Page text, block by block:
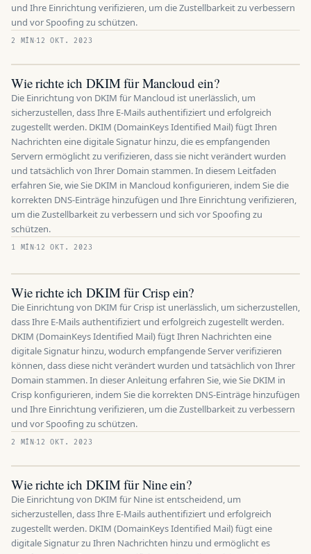
und Ihre Einrichtung verifizieren, um die Zustellbarkeit zu verbessern
und vor Spoofing zu schützen.
2 MÍN 12 OKT. 2023
Wie richte ich DKIM für Mancloud ein?
Die Einrichtung von DKIM für Mancloud ist unerlässlich, um
sicherzustellen, dass Ihre E-Mails authentifiziert und erfolgreich
zugestellt werden. DKIM (DomainKeys Identified Mail) fügt Ihren
Nachrichten eine digitale Signatur hinzu, die es empfangenden
Servern ermöglicht zu verifizieren, dass sie nicht verändert wurden
und tatsächlich von Ihrer Domain stammen. In diesem Leitfaden
erfahren Sie, wie Sie DKIM in Mancloud konfigurieren, indem Sie die
korrekten DNS-Einträge hinzufügen und Ihre Einrichtung verifizieren,
um die Zustellbarkeit zu verbessern und sich vor Spoofing zu
schützen.
1 MÍN 12 OKT. 2023
Wie richte ich DKIM für Crisp ein?
Die Einrichtung von DKIM für Crisp ist unerlässlich, um sicherzustellen,
dass Ihre E-Mails authentifiziert und erfolgreich zugestellt werden.
DKIM (DomainKeys Identified Mail) fügt Ihren Nachrichten eine
digitale Signatur hinzu, wodurch empfangende Server verifizieren
können, dass diese nicht verändert wurden und tatsächlich von Ihrer
Domain stammen. In dieser Anleitung erfahren Sie, wie Sie DKIM in
Crisp konfigurieren, indem Sie die korrekten DNS-Einträge hinzufügen
und Ihre Einrichtung verifizieren, um die Zustellbarkeit zu verbessern
und vor Spoofing zu schützen.
2 MÍN 12 OKT. 2023
Wie richte ich DKIM für Nine ein?
Die Einrichtung von DKIM für Nine ist entscheidend, um
sicherzustellen, dass Ihre E-Mails authentifiziert und erfolgreich
zugestellt werden. DKIM (DomainKeys Identified Mail) fügt eine
digitale Signatur zu Ihren Nachrichten hinzu und ermöglicht es